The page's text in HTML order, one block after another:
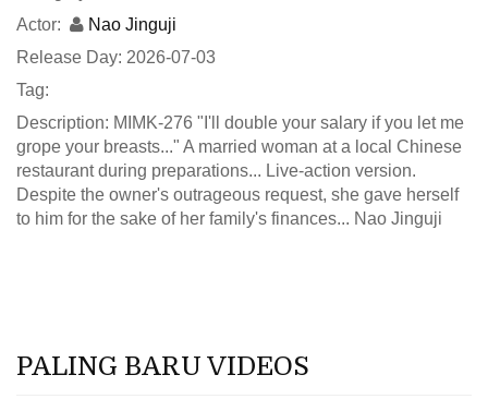
Actor:
Nao Jinguji
Release Day: 2026-07-03
Tag:
Description: MIMK-276 "I'll double your salary if you let me
grope your breasts..." A married woman at a local Chinese
restaurant during preparations... Live-action version.
Despite the owner's outrageous request, she gave herself
to him for the sake of her family's finances... Nao Jinguji
PALING BARU VIDEOS